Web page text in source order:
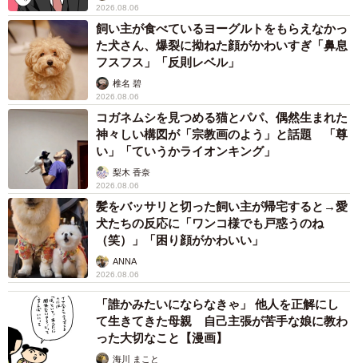
2026.08.06
飼い主が食べているヨーグルトをもらえなかっ
た犬さん、爆裂に拗ねた顔がかわいすぎ「鼻息
フスフス」「反則レベル」
椎名 碧
2026.08.06
コガネムシを見つめる猫とパパ、偶然生まれた
神々しい構図が「宗教画のよう」と話題 「尊
い」「ていうかライオンキング」
梨木 香奈
2026.08.06
髪をバッサリと切った飼い主が帰宅すると→愛
犬たちの反応に「ワンコ様でも戸惑うのね
（笑）」「困り顔がかわいい」
ANNA
2026.08.06
「誰かみたいにならなきゃ」 他人を正解にし
て生きてきた母親 自己主張が苦手な娘に教わ
った大切なこと【漫画】
海川 まこと